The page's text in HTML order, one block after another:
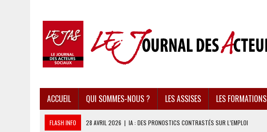
ACCUEIL QUI SOMMES-NOUS ? LES ASSISES LES FORMATIONS
FLASH INFO 28 AVRIL 2026 | IA : DES PRONOSTICS CONTRASTÉS SUR L’EMPLOI